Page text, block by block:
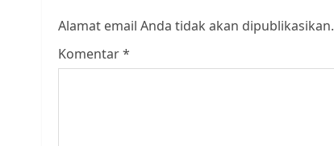
Alamat email Anda tidak akan dipublikasikan.
Komentar*